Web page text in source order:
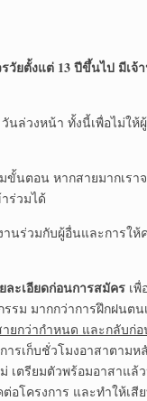
วัยตั้งแต่ 13 ปีขึ้นไป มีเ
ล่วงหน้า ทั้งนี้เพื่อไม่ให้
นตอน หากสายมากเรา
ร่วมได้
านร่วมกับผู้อื่นและการใ
ะเอียดก่อนการสมัคร เ
ม มากกว่าการฝึกฝนตน
ยกว่ากำหนด และกลับก่อ
ารเก็บชั่วโมงอาสาตาม
เตรียมตัวพร้อมอาสาแ
อโครงการ และทำให้เ